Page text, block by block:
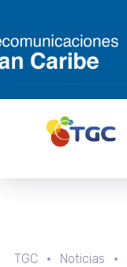
TGC Noticias